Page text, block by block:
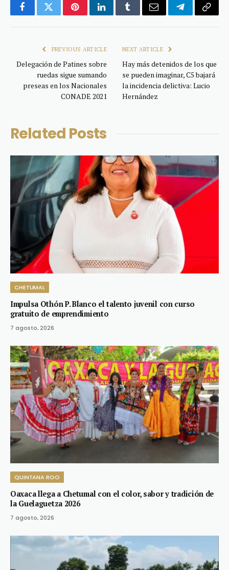
FacebookTwitterPinterestLinkedInTumblrEmail TelegramCopy
PREVIOUS ARTICLE
Delegación de Patines sobre
ruedas sigue sumando
preseas en los Nacionales
CONADE 2021
NEXT ARTICLE
Hay más detenidos de los que
se pueden imaginar, C5 bajará
la incidencia delictiva: Lucio
Hernández
Related Posts
CHETUMAL
Impulsa Othón P. Blanco el talento juvenil con curso
gratuito de emprendimiento
7 agosto, 2026
QUINTANA ROO
Oaxaca llega a Chetumal con el color, sabor y tradición de
la Guelaguetza 2026
7 agosto, 2026